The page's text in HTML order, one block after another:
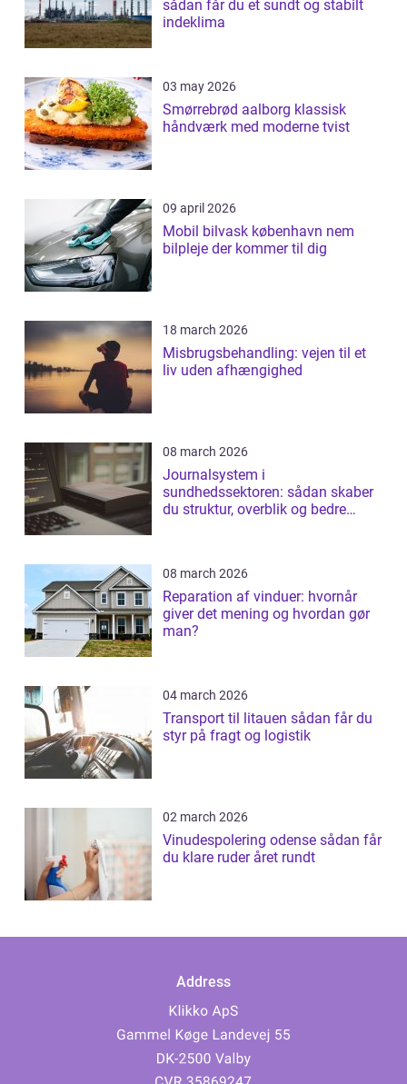
sådan får du et sundt og stabilt
indeklima
03 may 2026
Smørrebrød aalborg klassisk
håndværk med moderne tvist
09 april 2026
Mobil bilvask københavn nem
bilpleje der kommer til dig
18 march 2026
Misbrugsbehandling: vejen til et
liv uden afhængighed
08 march 2026
Journalsystem i
sundhedssektoren: sådan skaber
du struktur, overblik og bedre
08 march 2026
Reparation af vinduer: hvornår
giver det mening og hvordan gør
man?
04 march 2026
Transport til litauen sådan får du
styr på fragt og logistik
02 march 2026
Vinudespolering odense sådan får
du klare ruder året rundt
Address